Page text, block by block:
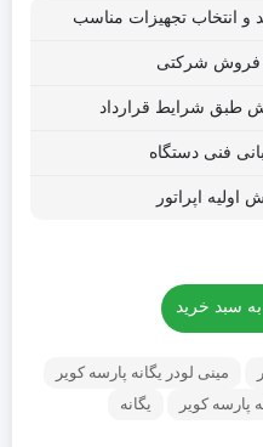
انتخاب تجهیزات مناسب
فروش شرکتی
طبق شرایط قرارداد
فنی دستگاه
اپراتور
به سبد خرید
مینی لودر یگانه پارسه کویر
پارسه کویر
یگانه